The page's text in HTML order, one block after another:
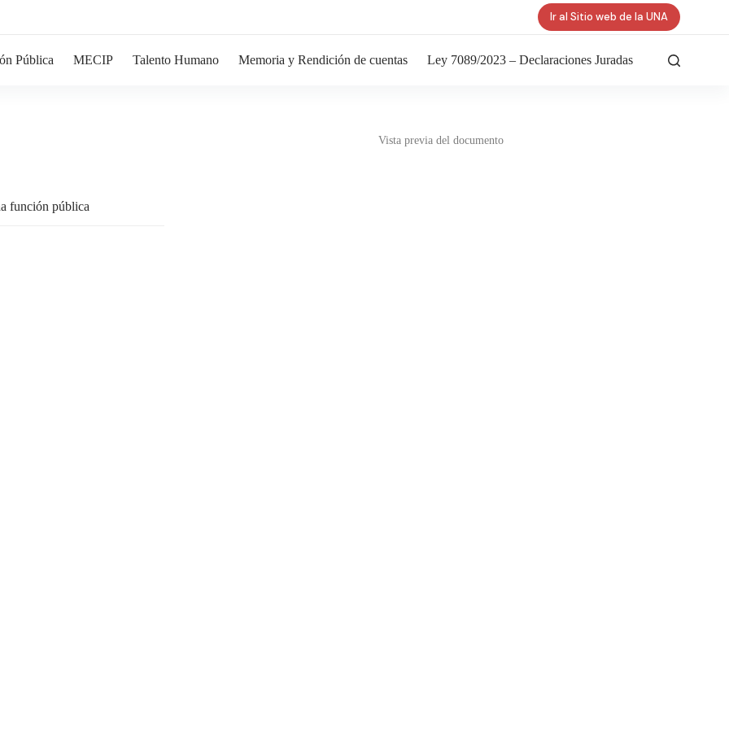
Ir al Sitio web de la UNA
Pública MECIP Talento Humano Memoria y Rendición de cuentas Ley 7089/2023 – Declaraciones Juradas
función pública
Vista previa del documento